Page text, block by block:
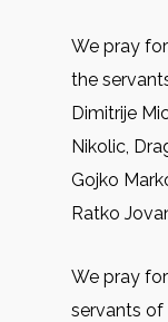
We pray
the
Dimitrije
Nikolic,
Gojko
Ratko
We pray
servants of